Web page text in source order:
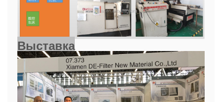
Выставка